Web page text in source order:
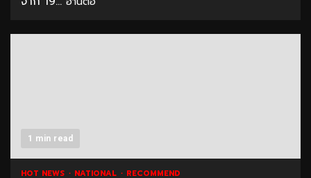
1 min read
HOT NEWS NATIONAL RECOMMEND